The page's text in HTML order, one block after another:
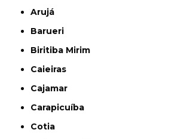
Arujá
Barueri
Biritiba Mirim
Caieiras
Cajamar
Carapicuíba
Cotia